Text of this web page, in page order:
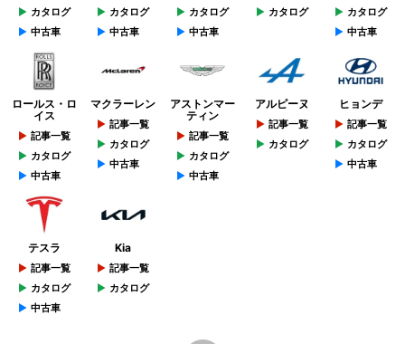
カタログ
中古車
カタログ
中古車
カタログ
中古車
カタログ
カタログ
中古車
ロールス・ロ
イス
記事一覧
カタログ
中古車
マクラーレン
記事一覧
カタログ
中古車
アストンマー
ティン
記事一覧
カタログ
中古車
アルピーヌ
記事一覧
カタログ
ヒョンデ
記事一覧
カタログ
中古車
テスラ
記事一覧
カタログ
中古車
Kia
記事一覧
カタログ